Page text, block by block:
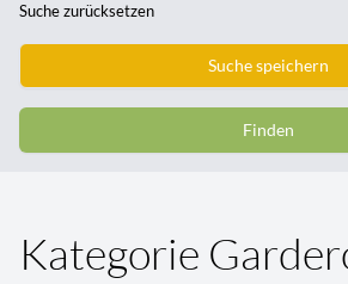
Suche zurücksetzen
Suche speichern
Finden
Kategorie